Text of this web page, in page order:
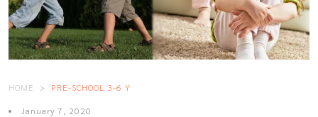
HOME PRE-SCHOOL 3-6 Y
January 7, 2020